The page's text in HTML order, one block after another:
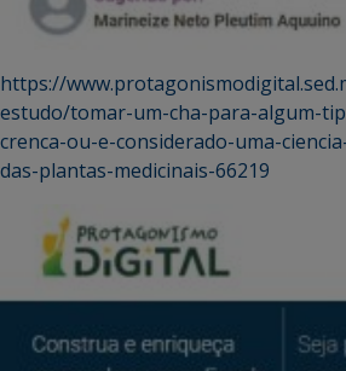
https://
estudo/tomar-um-cha-para-algum-
crenca-ou-e-considerado-uma-
das-plantas-medicinais-66219